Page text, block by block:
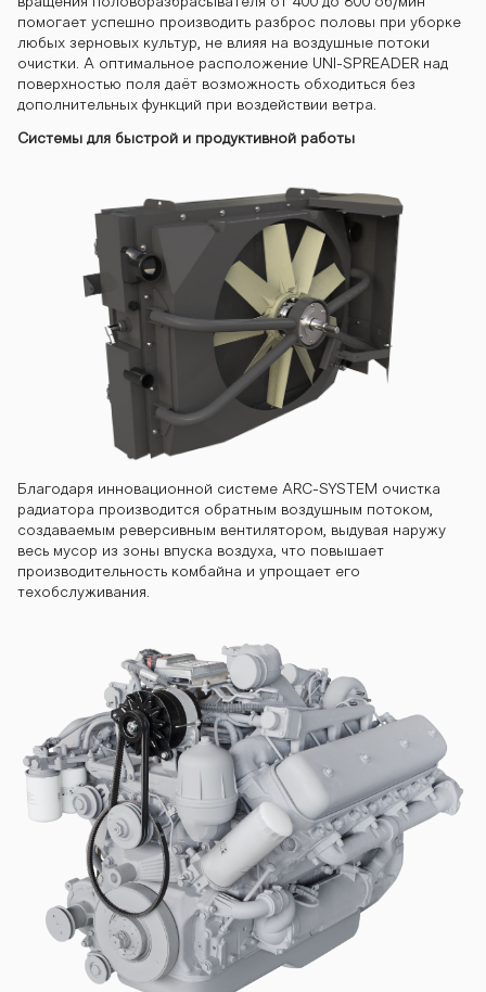
вращения половоразбрасывателя от 400 до 800 об/мин
помогает успешно производить разброс половы при уборке
любых зерновых культур, не влияя на воздушные потоки
очистки. А оптимальное расположение UNI-SPREADER над
поверхностью поля даёт возможность обходиться без
дополнительных функций при воздействии ветра.
Системы для быстрой и продуктивной работы
Благодаря инновационной системе ARC-SYSTEM очистка
радиатора производится обратным воздушным потоком,
создаваемым реверсивным вентилятором, выдувая наружу
весь мусор из зоны впуска воздуха, что повышает
производительность комбайна и упрощает его
техобслуживания.